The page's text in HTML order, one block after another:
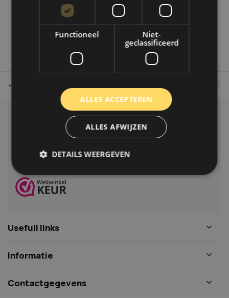
1
Klantenservice
Veelgestelde vragen
06-39119169
Usefull links
Informatie
Contactgegevens
Functioneel
Niet-
geclassificeerd
ALLES ACCEPTEREN
ALLES AFWIJZEN
DETAILS WEERGEVEN
Strikt noodzakelijk
Strikt noodzakelijke cookies maken de
website kan niet goed worden gebruikt zonder de